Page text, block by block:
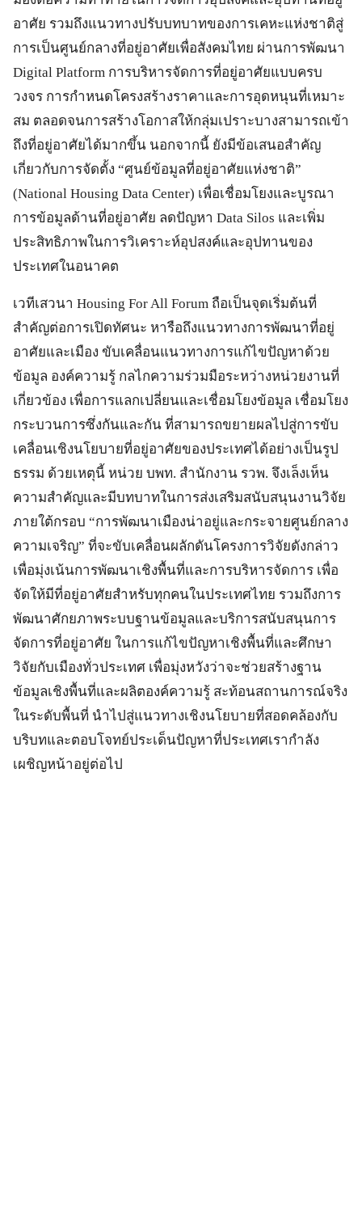
อาศัย รวมถึงแนวทางปรับบทบาทของการเคหะแห่งชาติสู่
การเป็นศูนย์กลางที่อยู่อาศัยเพื่อสังคมไทย ผ่านการพัฒนา
Digital Platform การบริหารจัดการที่อยู่อาศัยแบบครบ
วงจร การกำหนดโครงสร้างราคาและการอุดหนุนที่เหมาะ
สม ตลอดจนการสร้างโอกาสให้กลุ่มเปราะบางสามารถเข้า
ถึงที่อยู่อาศัยได้มากขึ้น นอกจากนี้ ยังมีข้อเสนอสำคัญ
เกี่ยวกับการจัดตั้ง “ศูนย์ข้อมูลที่อยู่อาศัยแห่งชาติ”
(National Housing Data Center) เพื่อเชื่อมโยงและบูรณา
การข้อมูลด้านที่อยู่อาศัย ลดปัญหา Data Silos และเพิ่ม
ประสิทธิภาพในการวิเคราะห์อุปสงค์และอุปทานของ
ประเทศในอนาคต
เวทีเสวนา Housing For All Forum ถือเป็นจุดเริ่มต้นที่
สำคัญต่อการเปิดทัศนะ หารือถึงแนวทางการพัฒนาที่อยู่
อาศัยและเมือง ขับเคลื่อนแนวทางการแก้ไขปัญหาด้วย
ข้อมูล องค์ความรู้ กลไกความร่วมมือระหว่างหน่วยงานที่
เกี่ยวข้อง เพื่อการแลกเปลี่ยนและเชื่อมโยงข้อมูล เชื่อมโยง
กระบวนการซึ่งกันและกัน ที่สามารถขยายผลไปสู่การขับ
เคลื่อนเชิงนโยบายที่อยู่อาศัยของประเทศได้อย่างเป็นรูป
ธรรม ด้วยเหตุนี้ หน่วย บพท. สำนักงาน รวพ. จึงเล็งเห็น
ความสำคัญและมีบทบาทในการส่งเสริมสนับสนุนงานวิจัย
ภายใต้กรอบ “การพัฒนาเมืองน่าอยู่และกระจายศูนย์กลาง
ความเจริญ” ที่จะขับเคลื่อนผลักดันโครงการวิจัยดังกล่าว
เพื่อมุ่งเน้นการพัฒนาเชิงพื้นที่และการบริหารจัดการ เพื่อ
จัดให้มีที่อยู่อาศัยสำหรับทุกคนในประเทศไทย รวมถึงการ
พัฒนาศักยภาพระบบฐานข้อมูลและบริการสนับสนุนการ
จัดการที่อยู่อาศัย ในการแก้ไขปัญหาเชิงพื้นที่และศึกษา
วิจัยกับเมืองทั่วประเทศ เพื่อมุ่งหวังว่าจะช่วยสร้างฐาน
ข้อมูลเชิงพื้นที่และผลิตองค์ความรู้ สะท้อนสถานการณ์จริง
ในระดับพื้นที่ นำไปสู่แนวทางเชิงนโยบายที่สอดคล้องกับ
บริบทและตอบโจทย์ประเด็นปัญหาที่ประเทศเรากำลัง
เผชิญหน้าอยู่ต่อไป